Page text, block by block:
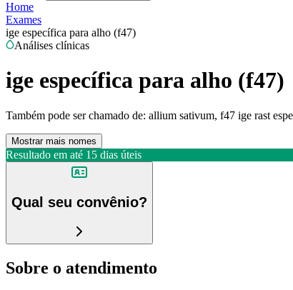
Home
Exames
ige específica para alho (f47)
Análises clínicas
ige específica para alho (f47)
Também pode ser chamado de: allium sativum, f47 ige rast
Mostrar mais nomes
Resultado em até 15 dias úteis
Qual seu convênio?
Sobre o atendimento